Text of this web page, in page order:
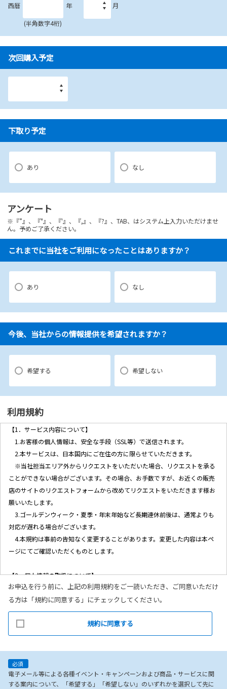
西暦 年
(半角数字4桁)
月
次回購入予定
下取り予定
あり なし
アンケート
※『”』、『"』、『'』、『,』、『?』、TAB、はシステム上入力いただけませ
ん。予めご了承ください。
これまでに当社をご利用になったことはありますか？
あり なし
今後、当社からの情報提供を希望されますか？
希望する 希望しない
利用規約
【1．サービス内容について】
1.お客様の個人情報は、安全な手段（SSL等）で送信されます。
2.本サービスは、日本国内にご在住の方に限らせていただきます。
※当社担当エリア外からリクエストをいただいた場合、リクエストを承る
ことができない場合がございます。その場合、お手数ですが、お近くの販売
店のサイトのリクエストフォームから改めてリクエストをいただきます様お
願いいたします。
3.ゴールデンウィーク・夏季・年末年始など長期連休前後は、通常よりも
対応が遅れる場合がございます。
4.本規約は事前の告知なく変更することがあります。変更した内容は本ペ
ージにてご確認いただくものとします。
【2．個人情報の取扱について】
1.当社ホームページ上に掲示する「プライバシー・ポリシー」に基づき、
適切に取り扱うものとします。
2.当社が取得したお客様の個人情報（本リクエストフォームよりご入力い
ただいた氏名、住所、電話番号、メールアドレスを含む本リクエストの内
容、当ウェブサイトの閲覧情報）は、以下の目的で利用させていただきま
(1)お申し込み頂いたリクエストに対応するにあたり必要な確認や連絡をす
るため。
(2)本リクエストに関するお問い合わせやご要望に対し適切に対応をするた
お申込を行う前に、上記の利用規約をご一読いただき、ご同意いただけ
る方は「規約に同意する」にチェックしてください。
規約に同意する
必須
電子メール等による各種イベント・キャンペーンおよび商品・サービスに関
する案内について、「希望する」「希望しない」のいずれかを選択して先に